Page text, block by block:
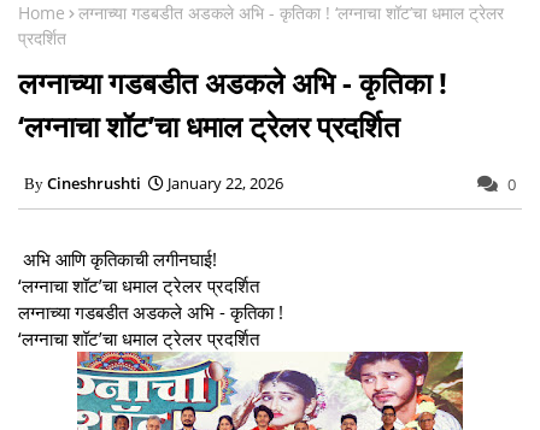
Home
लग्नाच्या गडबडीत अडकले अभि - कृतिका ! ‘लग्नाचा शॉट’चा धमाल ट्रेलर
प्रदर्शित
लग्नाच्या गडबडीत अडकले अभि - कृतिका !
‘लग्नाचा शॉट’चा धमाल ट्रेलर प्रदर्शित
Cineshrushti January 22, 2026 0
अभि आणि कृतिकाची लगीनघाई!
‘लग्नाचा शॉट’चा धमाल ट्रेलर प्रदर्शित
लग्नाच्या गडबडीत अडकले अभि - कृतिका !
‘लग्नाचा शॉट’चा धमाल ट्रेलर प्रदर्शित